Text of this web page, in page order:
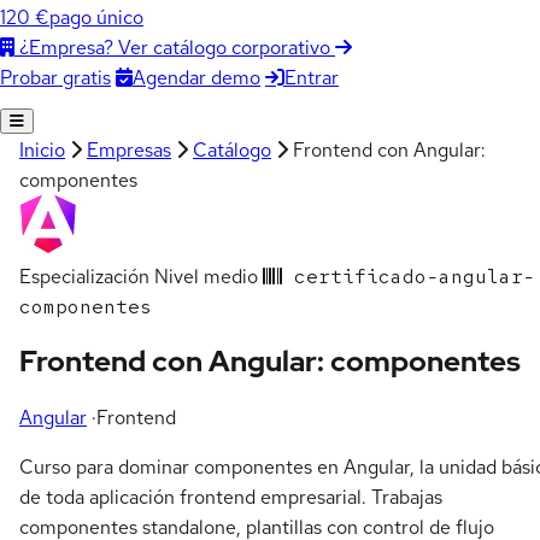
120 €pago único
¿Empresa? Ver catálogo corporativo
Probar gratis
Agendar demo Entrar
Inicio Empresas Catálogo
Frontend con Angular:
componentes
Especialización Nivel medio
certificado-angular-
componentes
Frontend con Angular: componentes
Angular ·Frontend
Curso para dominar componentes en Angular, la unidad
de toda aplicación frontend empresarial. Trabajas
componentes standalone, plantillas con control de flujo